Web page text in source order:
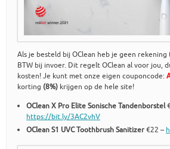
Als je besteld bij OClean heb je geen
BTW bij invoer. Dit regelt OClean al voor jou,
kosten! Je kunt met onze eigen couponcode:
korting (8%) krijgen op de hele site!
OClean X Pro Elite Sonische Tandenborstel
https://bit.ly/3AC2vhV
OClean S1 UVC Toothbrush Sanitizer€22 –